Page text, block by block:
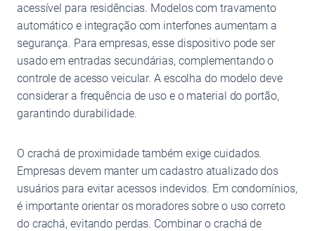
acessível para residências. Modelos com travamento
automático e integração com interfones aumentam a
segurança. Para empresas, esse dispositivo pode ser
usado em entradas secundárias, complementando o
controle de acesso veicular. A escolha do modelo deve
considerar a frequência de uso e o material do portão,
garantindo durabilidade.
O crachá de proximidade também exige cuidados.
Empresas devem manter um cadastro atualizado dos
usuários para evitar acessos indevidos. Em condomínios,
é importante orientar os moradores sobre o uso correto
do crachá, evitando perdas. Combinar o crachá de